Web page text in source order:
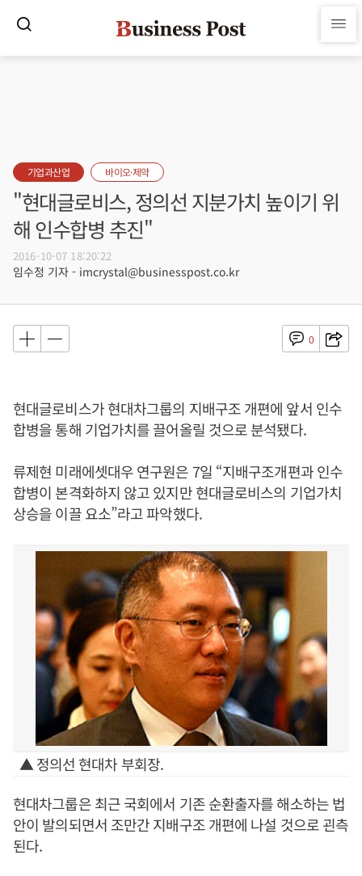
기업과산업 바이오·제약
"현대글로비스, 정의선 지분가치 높이기 위
해 인수합병 추진"
2016-10-07 18:20:22
임수정 기자 - imcrystal@businesspost.co.kr
0
현대글로비스가 현대차그룹의 지배구조 개편에 앞서 인수
합병을 통해 기업가치를 끌어올릴 것으로 분석됐다.
류제현 미래에셋대우 연구원은 7일 “지배구조개편과 인수
합병이 본격화하지 않고 있지만 현대글로비스의 기업가치
상승을 이끌 요소”라고 파악했다.
▲ 정의선 현대차 부회장.
현대차그룹은 최근 국회에서 기존 순환출자를 해소하는 법
안이 발의되면서 조만간 지배구조 개편에 나설 것으로 괸측
된다.